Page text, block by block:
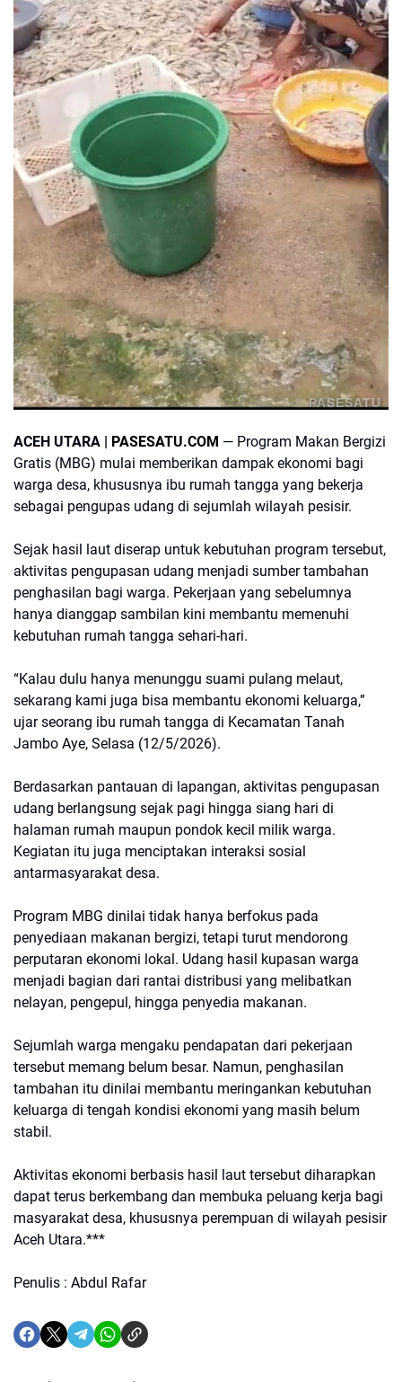
PASESATU
ACEH UTARA | PASESATU.COM — Program Makan Bergizi
Gratis (MBG) mulai memberikan dampak ekonomi bagi
warga desa, khususnya ibu rumah tangga yang bekerja
sebagai pengupas udang di sejumlah wilayah pesisir.
Sejak hasil laut diserap untuk kebutuhan program tersebut,
aktivitas pengupasan udang menjadi sumber tambahan
penghasilan bagi warga. Pekerjaan yang sebelumnya
hanya dianggap sambilan kini membantu memenuhi
kebutuhan rumah tangga sehari-hari.
“Kalau dulu hanya menunggu suami pulang melaut,
sekarang kami juga bisa membantu ekonomi keluarga,”
ujar seorang ibu rumah tangga di Kecamatan Tanah
Jambo Aye, Selasa (12/5/2026).
Berdasarkan pantauan di lapangan, aktivitas pengupasan
udang berlangsung sejak pagi hingga siang hari di
halaman rumah maupun pondok kecil milik warga.
Kegiatan itu juga menciptakan interaksi sosial
antarmasyarakat desa.
Program MBG dinilai tidak hanya berfokus pada
penyediaan makanan bergizi, tetapi turut mendorong
perputaran ekonomi lokal. Udang hasil kupasan warga
menjadi bagian dari rantai distribusi yang melibatkan
nelayan, pengepul, hingga penyedia makanan.
Sejumlah warga mengaku pendapatan dari pekerjaan
tersebut memang belum besar. Namun, penghasilan
tambahan itu dinilai membantu meringankan kebutuhan
keluarga di tengah kondisi ekonomi yang masih belum
stabil.
Aktivitas ekonomi berbasis hasil laut tersebut diharapkan
dapat terus berkembang dan membuka peluang kerja bagi
masyarakat desa, khususnya perempuan di wilayah pesisir
Aceh Utara.***
Penulis : Abdul Rafar